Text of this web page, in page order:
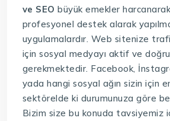
ve SEObüyük emekler
profesyonel destek alarak
uygulamalardır. Web sitenize
için sosyal medyayı aktif ve doğru
gerekmektedir. Facebook,
yada hangi sosyal ağın sizin için
sektörelde ki durumunuza göre
Bizim size bu konuda tavsiyemiz